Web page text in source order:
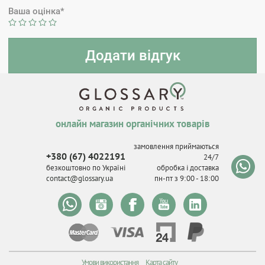
Ваша оцінка*
онлайн магазин органічних товарів
+380 (67) 4022191
безкоштовно по Україні
contact@glossary.ua
замовлення приймаються
24/7
обробка і доставка
пн-пт з 9:00 - 18:00
Умови використання Карта сайту